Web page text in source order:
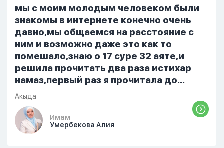
только ночью, иногда засыпаю одна.
Мы пытались ему говорить что так
нельзя но он всё равно делает...
мы с моим молодым человеком были
знакомы в интернете конечно очень
давно,мы общаемся на расстояние с
ним и возможно даже это как то
помешало,знаю о 17 суре 32 аяте,и
решила прочитать два раза истихар
намаз,первый раз я прочитала до
«Аср» намаза и сначала было
тревожно,позже стало спокойно и в
голову начали лезть только хорошие
мысли,во второй раз когда я решила в
Акыда
Имам
Умербекова Алия